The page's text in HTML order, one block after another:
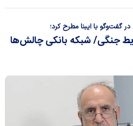
گفت‌وگو با ایبنا مطرح کرد؛
جنگی/ شبکه بانکی چالش‌ها